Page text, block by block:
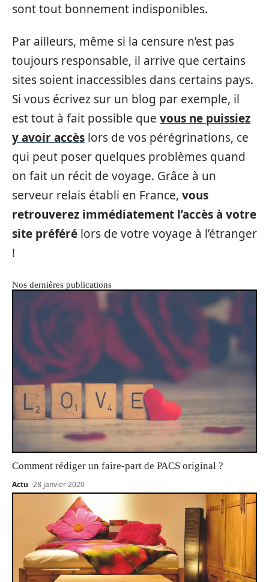
sont tout bonnement indisponibles.
Par ailleurs, même si la censure n’est pas
toujours responsable, il arrive que certains
sites soient inaccessibles dans certains pays.
Si vous écrivez sur un blog par exemple, il
est tout à fait possible que vous ne puissiez
y avoir accès lors de vos pérégrinations, ce
qui peut poser quelques problèmes quand
on fait un récit de voyage. Grâce à un
serveur relais établi en France, vous
retrouverez immédiatement l’accès à votre
site préféré lors de votre voyage à l’étranger
!
Nos dernières publications
Comment rédiger un faire-part de PACS original ?
Actu 28 janvier 2020